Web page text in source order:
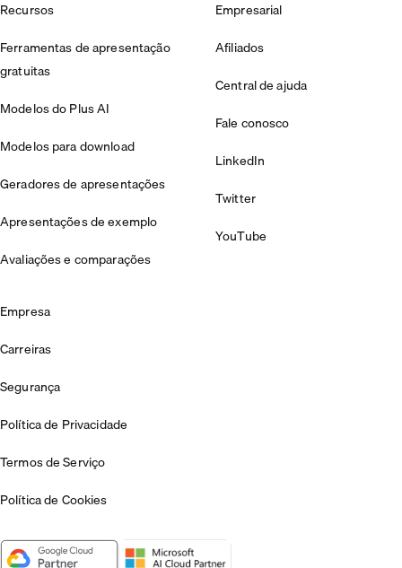
Recursos
Ferramentas de apresentação
gratuitas
Modelos do Plus AI
Modelos para download
Geradores de apresentações
Apresentações de exemplo
Avaliações e comparações
Empresarial
Afiliados
Central de ajuda
Fale conosco
LinkedIn
Twitter
YouTube
Empresa
Carreiras
Segurança
Política de Privacidade
Termos de Serviço
Política de Cookies